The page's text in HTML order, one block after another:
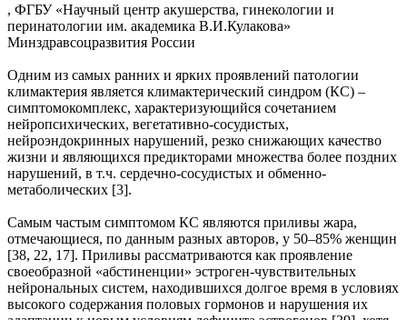
, ФГБУ «Научный центр акушерства, гинекологии и
перинатологии им. академика В.И.Кулакова»
Минздравсоцразвития России
Одним из самых ранних и ярких проявлений патологии
климактерия является климактерический синдром (КС) –
симптомокомплекс, характеризующийся сочетанием
нейропсихических, вегетативно-сосудистых,
нейроэндокринных нарушений, резко снижающих качество
жизни и являющихся предикторами множества более поздних
нарушений, в т.ч. сердечно-сосудистых и обменно-
метаболических [3].
Самым частым симптомом КС являются приливы жара,
отмечающиеся, по данным разных авторов, у 50–85% женщин
[38, 22, 17]. Приливы рассматриваются как проявление
своеобразной «абстиненции» эстроген-чувствительных
нейрональных систем, находившихся долгое время в условиях
высокого содержания половых гормонов и нарушения их